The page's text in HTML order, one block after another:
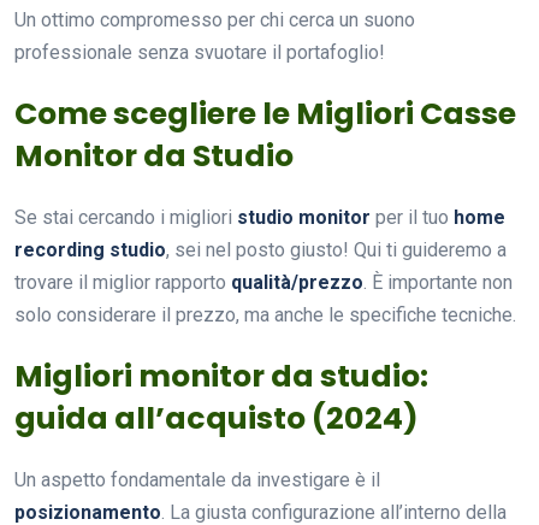
Un ottimo compromesso per chi cerca un suono
professionale senza svuotare il portafoglio!
Come scegliere le Migliori Casse
Monitor da Studio
Se stai cercando i migliori studio monitor per il tuo home
recording studio, sei nel posto giusto! Qui ti guideremo a
trovare il miglior rapporto qualità/prezzo. È importante non
solo considerare il prezzo, ma anche le specifiche tecniche.
Migliori monitor da studio:
guida all’acquisto (2024)
Un aspetto fondamentale da investigare è il
posizionamento. La giusta configurazione all’interno della